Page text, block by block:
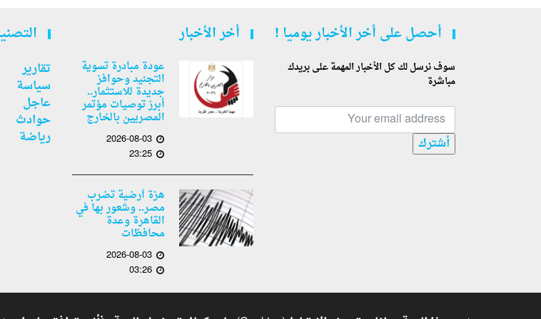
أحصل على أخر الأخبار يوميا !
سوف نرسل لك كل الأخبار المهمة على بريدك
مباشرة
أشترك
أخر الأخبار
عودة مبادرة تسوية
التجنيد وحوافز
جديدة للاستثمار..
أبرز توصيات مؤتمر
المصريين بالخارج
2026-08-03
23:25
هزة أرضية تضرب
مصر.. وشعور بها في
القاهرة وعدة
محافظات
2026-08-03
03:26
تقارير
سياسة
عاجل
حوادث
رياضة